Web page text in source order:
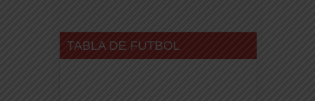
TABLA DE FUTBOL